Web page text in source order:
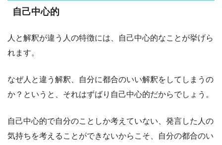
自己中心的
人と解釈が違う人の特徴には、自己中心的なことが挙げら
れます。
なぜ人と違う解釈、自分に都合のいい解釈をしてしまうの
か？というと、それはずばり自己中心的だからでしょう。
自己中心的で自分のことしか考えていない、発言した人の
気持ちを考えることができないからこそ、自分の都合のい